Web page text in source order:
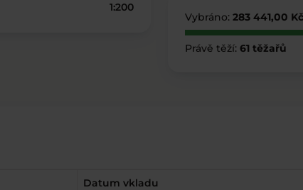
1:200
Vybráno: 283 441,00 Kč
Právě těží: 61 těžařů
Datum vkladu